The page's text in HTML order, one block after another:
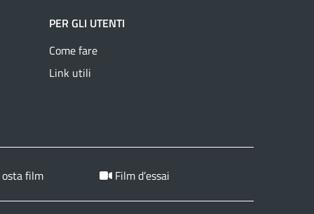
PER GLI UTENTI
Come fare
Link utili
film Film d’essai